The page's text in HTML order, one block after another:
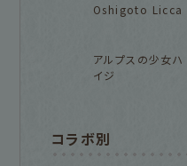
Oshigoto Licca
アルプスの少女ハ
イジ
コラボ別